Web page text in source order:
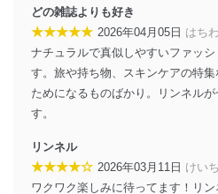
法令遵守
当社は、個人情報に関連する法
その他の規範を遵守します。
に、これらの法令及びその他
個人情報の安全管理措置
当社は、個人情報の正確性及び
に、下記セキュリティ対策を
どの雑誌よりも好き
★★★★★ 2026年04月05日 はち
ナチュラルで真似しやすいファッ
す。旅や持ち物、スキンケアの特
ためになるものばかり。リンネル
す。
リンネル
★★★★☆ 2026年03月11日 けい
ワクワク楽しみに待ってます！リ